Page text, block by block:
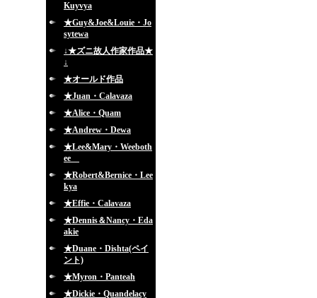
Kuyvya
★Guy&Joe&Louie・Jo
sytewa
↓★ズニ故人作家作品★
↓
★オールド作品
★Juan・Calavaza
★Alice・Quam
★Andrew・Dewa
★Lee&Mary・Weeboth
ee
★Robert&Bernice・Lee
kya
★Effie・Calavaza
★Dennis＆Nancy・Eda
akie
★Duane・Dishta(ペイ
ント)
★Myron・Panteah
★Dickie・Quandelacy